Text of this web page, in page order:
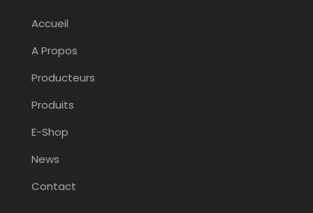
Accueil
A Propos
Producteurs
Produits
E-Shop
News
Contact